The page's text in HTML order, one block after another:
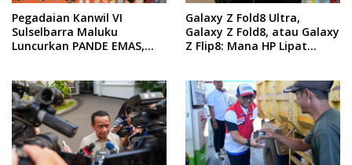
Pegadaian Kanwil VI
Sulselbarra Maluku
Luncurkan PANDE EMAS,
Galaxy Z Fold8 Ultra,
Galaxy Z Fold8, atau Galaxy
Z Flip8: Mana HP Lipat